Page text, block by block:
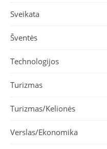
Sveikata
Šventės
Technologijos
Turizmas
Turizmas/Kelionės
Verslas/Ekonomika